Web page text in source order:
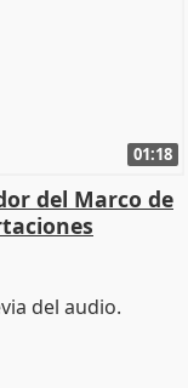
01:18
del Marco de